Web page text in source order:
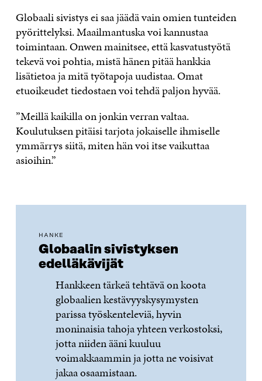
Globaali sivistys ei saa jäädä vain omien tunteiden
pyörittelyksi. Maailmantuska voi kannustaa
toimintaan. Onwen mainitsee, että kasvatustyötä
tekevä voi pohtia, mistä hänen pitää hankkia
lisätietoa ja mitä työtapoja uudistaa. Omat
etuoikeudet tiedostaen voi tehdä paljon hyvää.
”Meillä kaikilla on jonkin verran valtaa.
Koulutuksen pitäisi tarjota jokaiselle ihmiselle
ymmärrys siitä, miten hän voi itse vaikuttaa
asioihin.”
HANKE
Globaalin sivistyksen
edelläkävijät
Hankkeen tärkeä tehtävä on koota
globaalien kestävyyskysymysten
parissa työskenteleviä, hyvin
moninaisia tahoja yhteen verkostoksi,
jotta niiden ääni kuuluu
voimakkaammin ja jotta ne voisivat
jakaa osaamistaan.